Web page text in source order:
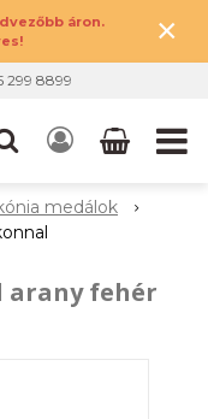
áron.
×
299 8899
medálok
arany fehér